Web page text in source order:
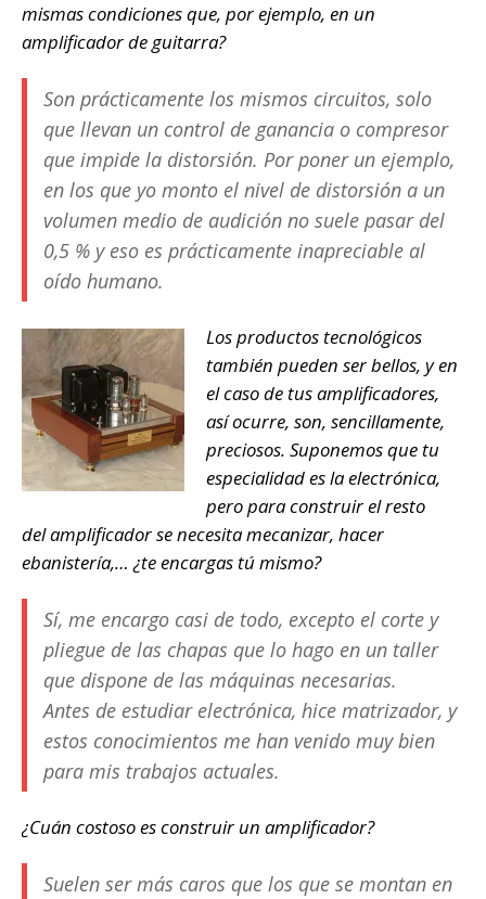
mismas condiciones que, por ejemplo, en un
amplificador de guitarra?
Son prácticamente los mismos circuitos, solo
que llevan un control de ganancia o compresor
que impide la distorsión. Por poner un ejemplo,
en los que yo monto el nivel de distorsión a un
volumen medio de audición no suele pasar del
0,5 % y eso es prácticamente inapreciable al
oído humano.
Los productos tecnológicos
también pueden ser bellos, y en
el caso de tus amplificadores,
así ocurre, son, sencillamente,
preciosos. Suponemos que tu
especialidad es la electrónica,
pero para construir el resto
del amplificador se necesita mecanizar, hacer
ebanistería,… ¿te encargas tú mismo?
Sí, me encargo casi de todo, excepto el corte y
pliegue de las chapas que lo hago en un taller
que dispone de las máquinas necesarias.
Antes de estudiar electrónica, hice matrizador, y
estos conocimientos me han venido muy bien
para mis trabajos actuales.
¿Cuán costoso es construir un amplificador?
Suelen ser más caros que los que se montan en